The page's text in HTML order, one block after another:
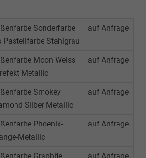
Sonderfarbe
Pastellfarbe Stahlgrau
auf Anfrage
Moon Weiss
Metallic
auf Anfrage
Smokey
Silber Metallic
auf Anfrage
Phoenix-
Metallic
auf Anfrage
Graphite
auf Anfrage